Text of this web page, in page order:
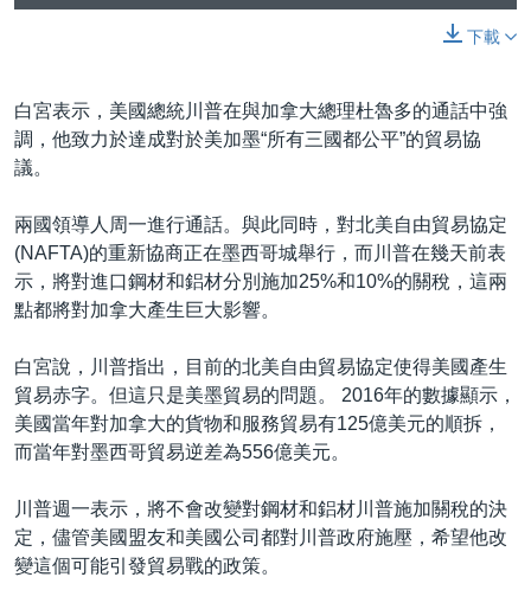
廣播節目表
下載
白宮表示，美國總統川普在與加拿大總理杜魯多的通話中強
調，他致力於達成對於美加墨“所有三國都公平”的貿易協
議。
兩國領導人周一進行通話。與此同時，對北美自由貿易協定
(NAFTA)的重新協商正在墨西哥城舉行，而川普在幾天前表
示，將對進口鋼材和鋁材分別施加25%和10%的關稅，這兩
點都將對加拿大產生巨大影響。
白宮說，川普指出，目前的北美自由貿易協定使得美國產生
貿易赤字。但這只是美墨貿易的問題。 2016年的數據顯示，
美國當年對加拿大的貨物和服務貿易有125億美元的順拆，
而當年對墨西哥貿易逆差為556億美元。
川普週一表示，將不會改變對鋼材和鋁材川普施加關稅的決
定，儘管美國盟友和美國公司都對川普政府施壓，希望他改
變這個可能引發貿易戰的政策。